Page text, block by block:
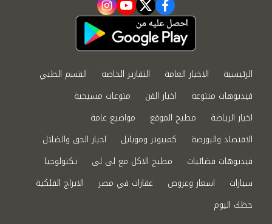
facebook
twitter
youtube
instagram
الرئيسية الاخبار العامة التقارير الخاصة
القسم الطبي
فيديوهات متنوعة
اخبار الفن
منوعات مسيحية
اخبار الرياضة
مطبخ الموقع
مواضيع عامة
الاقتصاد والبورصة
كمبيوتر وموبايل
اخبار الحق والضلال
فيديوهات فضائيات
مطبخ الاكل مع لى لى
تكنولوجيا
سيارات
اسعار وعروض عقارات في مصر
الابراج الفلكية
حظك اليوم